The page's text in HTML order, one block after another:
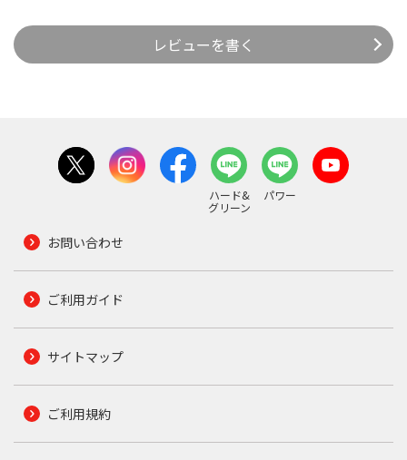
レビューを書く
ハード&
グリーン
パワー
お問い合わせ
ご利用ガイド
サイトマップ
ご利用規約